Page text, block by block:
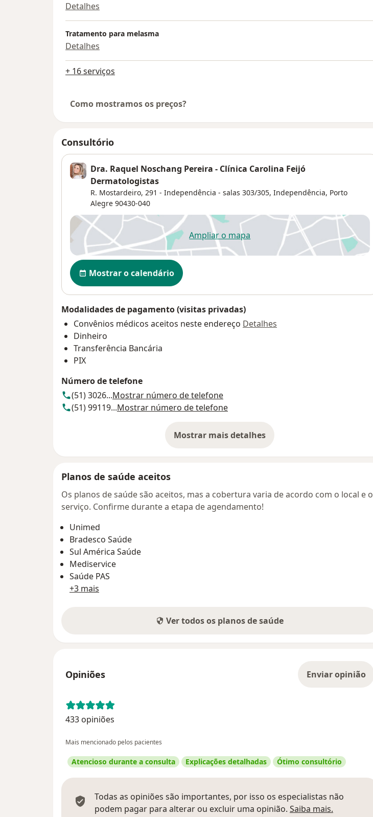
Detalhes
Tratamento para melasma
Detalhes
+ 16 serviços
Como mostramos os preços?
Consultório
Dra. Raquel Noschang Pereira - Clínica Carolina Feijó
Dermatologistas
R. Mostardeiro, 291 - Independência - salas 303/305, Independência, Porto
Alegre 90430-040
Ampliar o mapaabre num novo separador
Disponibilidade
Mostrar o calendário
Modalidades de pagamento (visitas privadas)
Convênios médicos aceitos neste endereço Detalhes
Dinheiro
Transferência Bancária
PIX
Número de telefone
(51) 3026...Mostrar número de telefone
(51) 99119...Mostrar número de telefone
Mostrar mais detalhes
sobre o endereço
Planos de saúde aceitos
Os planos de saúde são aceitos, mas a cobertura varia de acordo com o local e o
serviço. Confirme durante a etapa de agendamento!
Unimed
Bradesco Saúde
Sul América Saúde
Mediservice
Saúde PAS
+3 mais
Ver todos os planos de saúde
Opiniões Enviar opinião
433 opiniões
Mais mencionado pelos pacientes
Atencioso durante a consulta Explicações detalhadas Ótimo consultório
Todas as opiniões são importantes, por isso os especialistas não
podem pagar para alterar ou excluir uma opinião. Saiba mais.